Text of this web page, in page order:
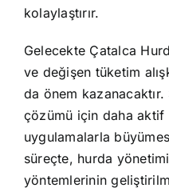
kolaylaştırır.
Gelecekte Çatalca
ve değişen tüketim
da önem
çözümü için daha
uygulamalarla
süreçte, hurda
yöntemlerinin